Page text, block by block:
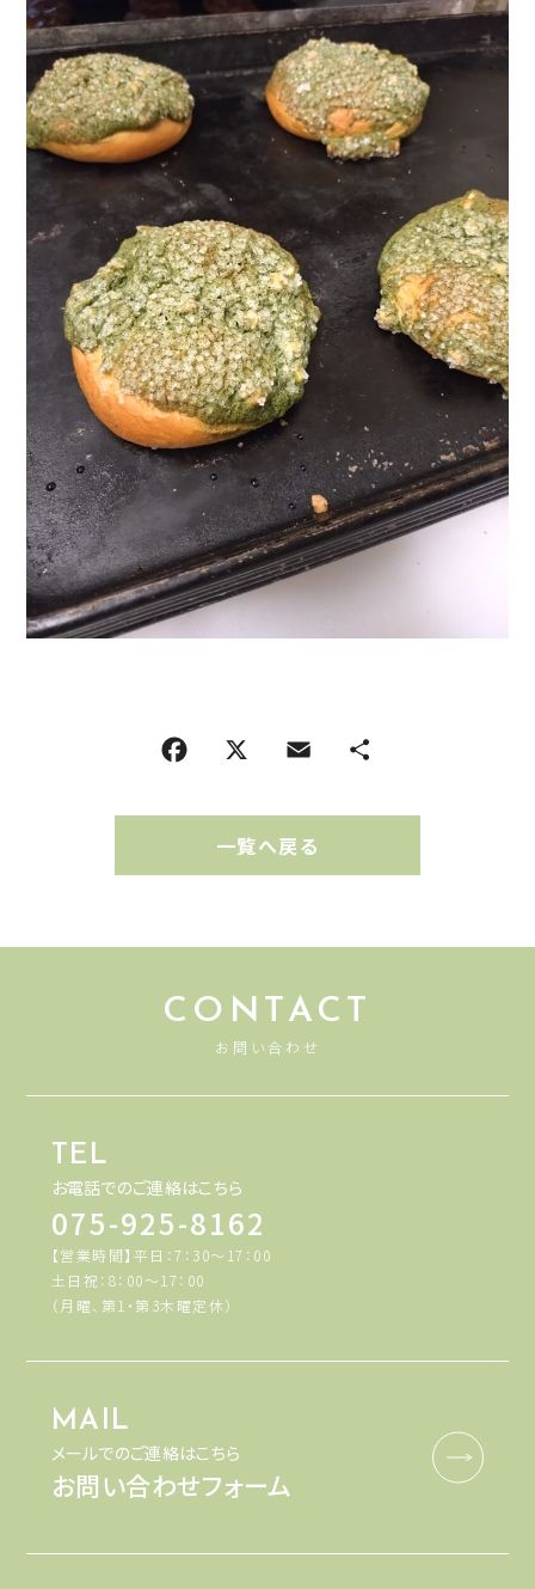
一覧へ戻る
CONTACT
お問い合わせ
TEL
お電話でのご連絡はこちら
075-925-8162
【営業時間】平日：7：30～17：00
土日祝：8：00～17：00
（月曜、第1・第3木曜定休）
MAIL
メールでのご連絡はこちら
お問い合わせフォーム